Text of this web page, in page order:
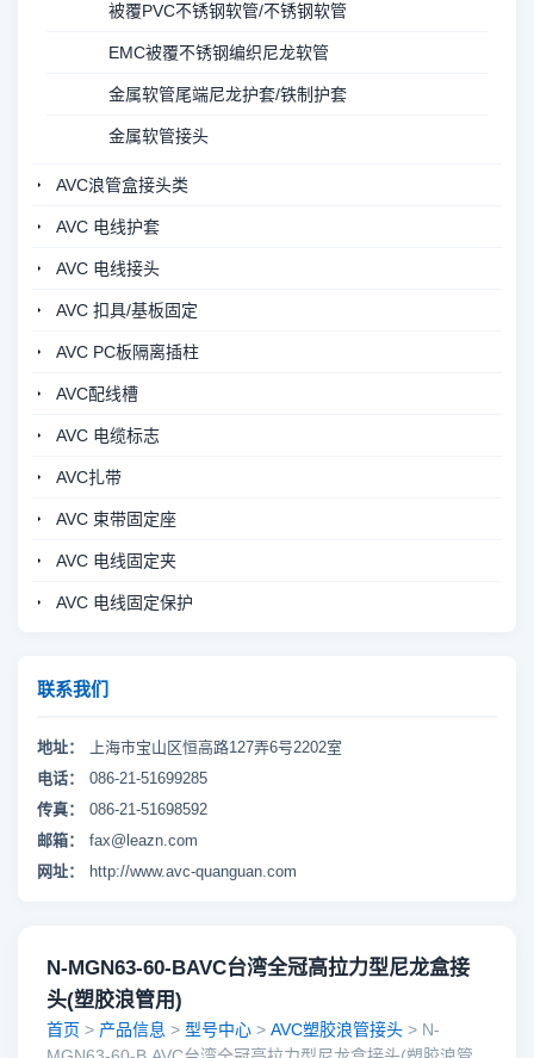
被覆PVC不锈钢软管/不锈钢软管
EMC被覆不锈钢编织尼龙软管
金属软管尾端尼龙护套/铁制护套
金属软管接头
AVC浪管盒接头类
AVC 电线护套
AVC 电线接头
AVC 扣具/基板固定
AVC PC板隔离插柱
AVC配线槽
AVC 电缆标志
AVC扎带
AVC 束带固定座
AVC 电线固定夹
AVC 电线固定保护
联系我们
地址：
上海市宝山区恒高路127弄6号2202室
电话：
086-21-51699285
传真：
086-21-51698592
邮箱：
fax@leazn.com
网址：
http://www.avc-quanguan.com
N-MGN63-60-BAVC台湾全冠高拉力型尼龙盒接
头(塑胶浪管用)
首页 > 产品信息 > 型号中心 > AVC塑胶浪管接头 > N-